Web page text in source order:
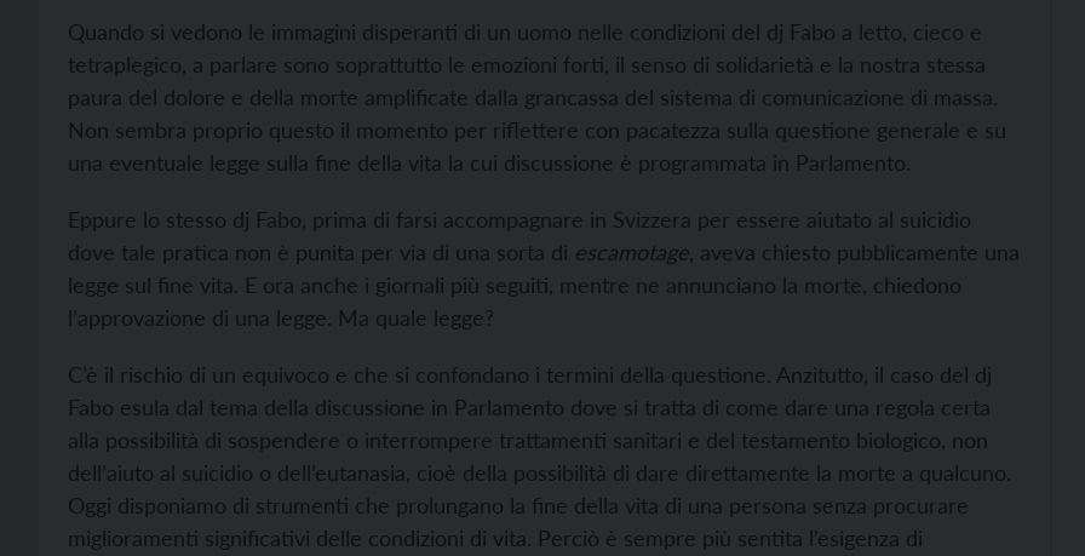
Quando si vedono le immagini disperanti di un uomo nelle condizioni del dj Fabo a letto, cieco e
tetraplegico, a parlare sono soprattutto le emozioni forti, il senso di solidarietà e la nostra stessa
paura del dolore e della morte amplificate dalla grancassa del sistema di comunicazione di massa.
Non sembra proprio questo il momento per riflettere con pacatezza sulla questione generale e su
una eventuale legge sulla fine della vita la cui discussione è programmata in Parlamento.
Eppure lo stesso dj Fabo, prima di farsi accompagnare in Svizzera per essere aiutato al suicidio
dove tale pratica non è punita per via di una sorta di escamotage , aveva chiesto pubblicamente una
legge sul fine vita. E ora anche i giornali più seguiti, mentre ne annunciano la morte, chiedono
l’approvazione di una legge. Ma quale legge?
C’è il rischio di un equivoco e che si confondano i termini della questione. Anzitutto, il caso del dj
Fabo esula dal tema della discussione in Parlamento dove si tratta di come dare una regola certa
alla possibilità di sospendere o interrompere trattamenti sanitari e del testamento biologico, non
dell’aiuto al suicidio o dell’eutanasia, cioè della possibilità di dare direttamente la morte a qualcuno.
Oggi disponiamo di strumenti che prolungano la fine della vita di una persona senza procurare
miglioramenti significativi delle condizioni di vita. Perciò è sempre più sentita l’esigenza di